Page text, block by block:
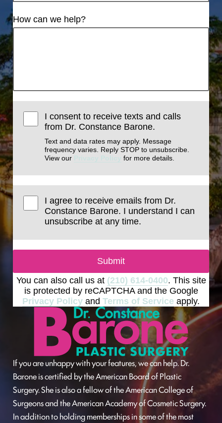
How can we help?
I consent to receive texts and calls
from Dr. Constance Barone.
Text and data rates may apply. Message
frequency varies. Reply STOP to unsubscribe.
View our
for more details.
I agree to receive emails from Dr.
Constance Barone. I understand I can
unsubscribe at any time.
Submit
You can also call us at (210) 614-0400. This site
is protected by reCAPTCHA and the Google
Privacy Policy and Terms of Service apply.
If you are unhappy with your features, we can help. Dr.
Barone is certified by the American Board of Plastic
Surgery. She is also a fellow of the American College of
Surgeons and the American Academy of Cosmetic Surgery.
In addition to holding memberships in some of the most